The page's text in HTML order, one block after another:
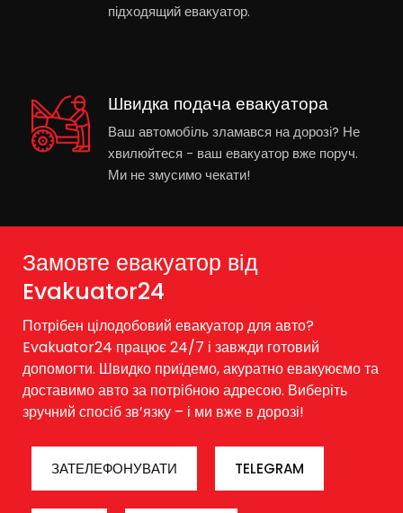
підходящий евакуатор.
Швидка подача евакуатора
Ваш автомобіль зламався на дорозі? Не
хвилюйтеся - ваш евакуатор вже поруч.
Ми не змусимо чекати!
Замовте евакуатор від
Evakuator24
Потрібен цілодобовий евакуатор для авто?
Evakuator24 працює 24/7 і завжди готовий
допомогти. Швидко приїдемо, акуратно евакуюємо та
доставимо авто за потрібною адресою. Виберіть
зручний спосіб зв’язку – і ми вже в дорозі!
ЗАТЕЛЕФОНУВАТИ TELEGRAM